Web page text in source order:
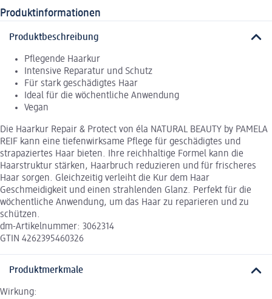
Produktinformationen
Produktbeschreibung
Pflegende Haarkur
Intensive Reparatur und Schutz
Für stark geschädigtes Haar
Ideal für die wöchentliche Anwendung
Vegan
Die Haarkur Repair & Protect von éla NATURAL BEAUTY by PAMELA
REIF kann eine tiefenwirksame Pflege für geschädigtes und
strapaziertes Haar bieten. Ihre reichhaltige Formel kann die
Haarstruktur stärken, Haarbruch reduzieren und für frischeres
Haar sorgen. Gleichzeitig verleiht die Kur dem Haar
Geschmeidigkeit und einen strahlenden Glanz. Perfekt für die
wöchentliche Anwendung, um das Haar zu reparieren und zu
schützen.
dm-Artikelnummer: 3062314
GTIN 4262395460326
Produktmerkmale
Wirkung: